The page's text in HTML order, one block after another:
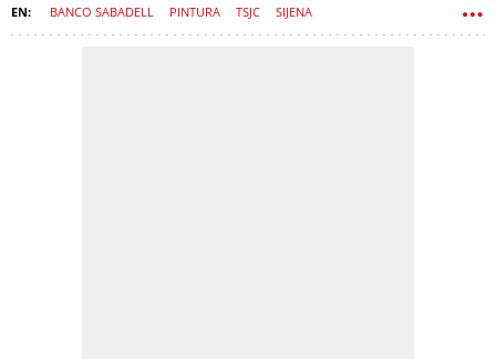
BANCO SABADELL PINTURA TSJC SIJENA